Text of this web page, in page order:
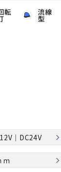
転 流線
型
｜DC24V
ｍ